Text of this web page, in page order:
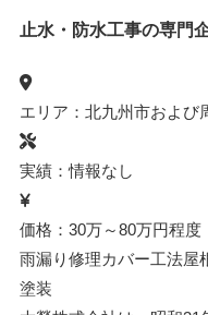
止水・防水工事の専門
エリア：北九州市および
実績：情報なし
価格：30万～80万円程度
雨漏り修理カバー工法屋
塗装